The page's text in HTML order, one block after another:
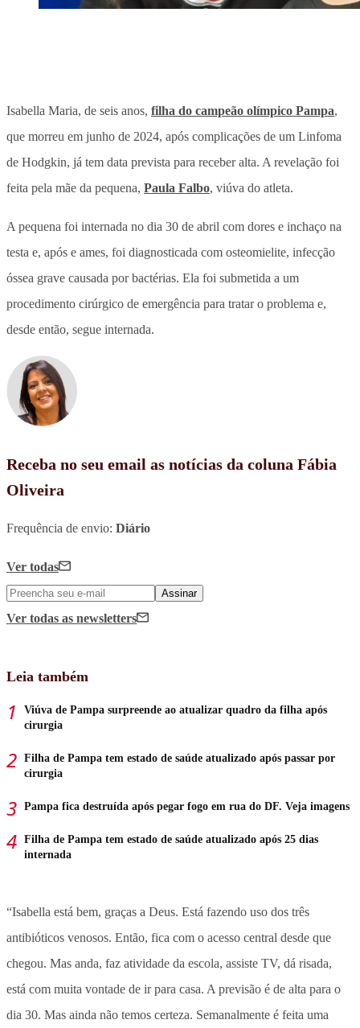
Isabella Maria, de seis anos, filha do campeão olímpico Pampa,
que morreu em junho de 2024, após complicações de um Linfoma
de Hodgkin, já tem data prevista para receber alta. A revelação foi
feita pela mãe da pequena, Paula Falbo, viúva do atleta.
A pequena foi internada no dia 30 de abril com dores e inchaço na
testa e, após e ames, foi diagnosticada com osteomielite, infecção
óssea grave causada por bactérias. Ela foi submetida a um
procedimento cirúrgico de emergência para tratar o problema e,
desde então, segue internada.
Receba no seu email as notícias da coluna Fábia
Oliveira
Frequência de envio: Diário
Ver todas
Assinar
Ver todas as newsletters
Leia também
Viúva de Pampa surpreende ao atualizar quadro da filha após
cirurgia
Filha de Pampa tem estado de saúde atualizado após passar por
cirurgia
Pampa fica destruída após pegar fogo em rua do DF. Veja imagens
Filha de Pampa tem estado de saúde atualizado após 25 dias
internada
“Isabella está bem, graças a Deus. Está fazendo uso dos três
antibióticos venosos. Então, fica com o acesso central desde que
chegou. Mas anda, faz atividade da escola, assiste TV, dá risada,
está com muita vontade de ir para casa. A previsão é de alta para o
dia 30. Mas ainda não temos certeza. Semanalmente é feita uma